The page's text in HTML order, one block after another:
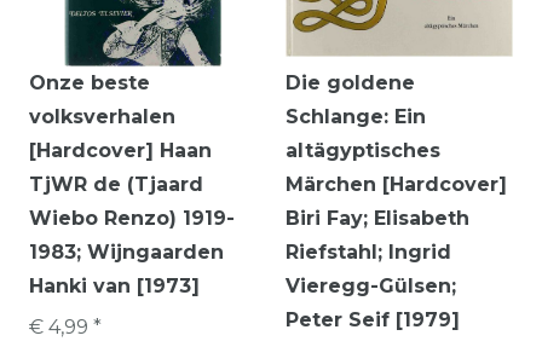
Onze beste
volksverhalen
[Hardcover] Haan
TjWR de (Tjaard
Wiebo Renzo) 1919-
1983; Wijngaarden
Hanki van [1973]
€ 4,99 *
Die goldene
Schlange: Ein
altägyptisches
Märchen [Hardcover]
Biri Fay; Elisabeth
Riefstahl; Ingrid
Vieregg-Gülsen;
Peter Seif [1979]